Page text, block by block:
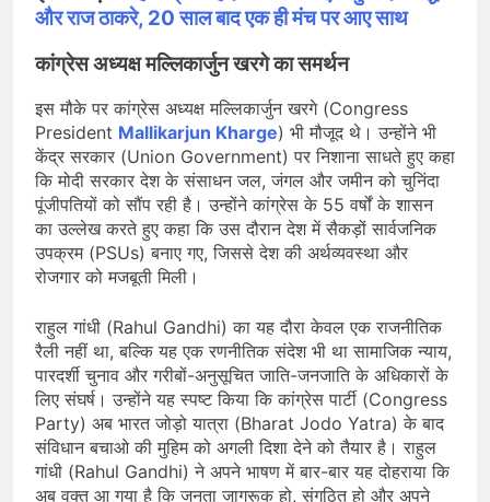
और राज ठाकरे, 20 साल बाद एक ही मंच पर आए साथ
कांग्रेस अध्यक्ष मल्लिकार्जुन खरगे का समर्थन
इस मौके पर कांग्रेस अध्यक्ष मल्लिकार्जुन खरगे (Congress
President Mallikarjun Kharge) भी मौजूद थे। उन्होंने भी
केंद्र सरकार (Union Government) पर निशाना साधते हुए कहा
कि मोदी सरकार देश के संसाधन जल, जंगल और जमीन को चुनिंदा
पूंजीपतियों को सौंप रही है। उन्होंने कांग्रेस के 55 वर्षों के शासन
का उल्लेख करते हुए कहा कि उस दौरान देश में सैकड़ों सार्वजनिक
उपक्रम (PSUs) बनाए गए, जिससे देश की अर्थव्यवस्था और
रोजगार को मजबूती मिली।
राहुल गांधी (Rahul Gandhi) का यह दौरा केवल एक राजनीतिक
रैली नहीं था, बल्कि यह एक रणनीतिक संदेश भी था सामाजिक न्याय,
पारदर्शी चुनाव और गरीबों-अनुसूचित जाति-जनजाति के अधिकारों के
लिए संघर्ष। उन्होंने यह स्पष्ट किया कि कांग्रेस पार्टी (Congress
Party) अब भारत जोड़ो यात्रा (Bharat Jodo Yatra) के बाद
संविधान बचाओ की मुहिम को अगली दिशा देने को तैयार है। राहुल
गांधी (Rahul Gandhi) ने अपने भाषण में बार-बार यह दोहराया कि
अब वक्त आ गया है कि जनता जागरूक हो, संगठित हो और अपने